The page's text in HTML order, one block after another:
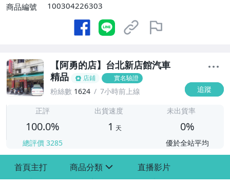
商品編號
100304226303
【阿勇的店】台北新店館汽車
精品
店鋪 實名驗證
粉絲數 1624 7小時前上線 追蹤
正評
100.0%
總評價 3285
出貨速度
1 天
未出貨率
0%
優於全站平均
首頁主打 商品分類 直播影片